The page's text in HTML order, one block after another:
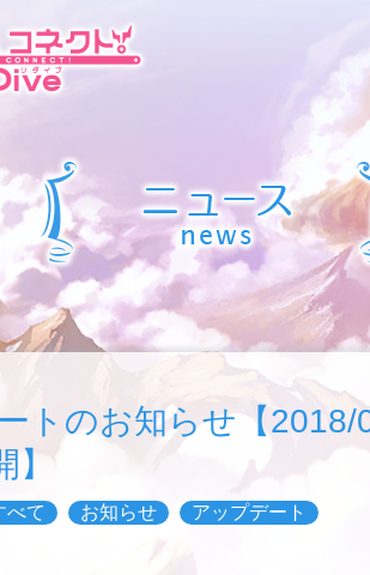
トのお知らせ【2018/
べて お知らせ アップデート